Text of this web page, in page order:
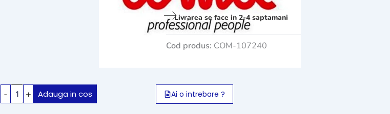
Livrarea se face in 2-4 saptamani
Cod produs: COM-107240
-Cantitate
Masina
+ Adauga in cos Ai o intrebare ?